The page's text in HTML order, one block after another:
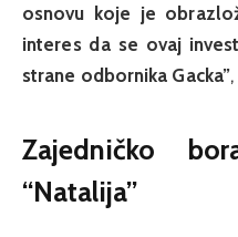
osnovu koje je
interes da se ovaj
strane odbornika Gacka”
Zajedničko
“Natalija”